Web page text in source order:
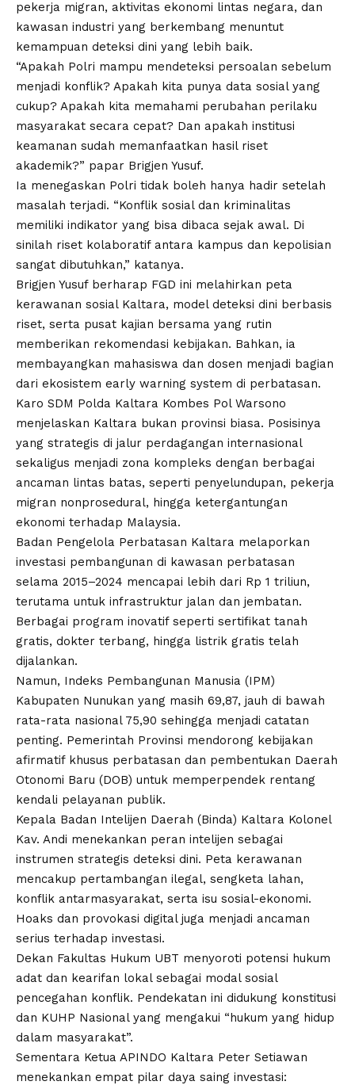
pekerja migran, aktivitas ekonomi lintas negara, dan
kawasan industri yang berkembang menuntut
kemampuan deteksi dini yang lebih baik.
“Apakah Polri mampu mendeteksi persoalan sebelum
menjadi konflik? Apakah kita punya data sosial yang
cukup? Apakah kita memahami perubahan perilaku
masyarakat secara cepat? Dan apakah institusi
keamanan sudah memanfaatkan hasil riset
akademik?” papar Brigjen Yusuf.
Ia menegaskan Polri tidak boleh hanya hadir setelah
masalah terjadi. “Konflik sosial dan kriminalitas
memiliki indikator yang bisa dibaca sejak awal. Di
sinilah riset kolaboratif antara kampus dan kepolisian
sangat dibutuhkan,” katanya.
Brigjen Yusuf berharap FGD ini melahirkan peta
kerawanan sosial Kaltara, model deteksi dini berbasis
riset, serta pusat kajian bersama yang rutin
memberikan rekomendasi kebijakan. Bahkan, ia
membayangkan mahasiswa dan dosen menjadi bagian
dari ekosistem early warning system di perbatasan.
Karo SDM Polda Kaltara Kombes Pol Warsono
menjelaskan Kaltara bukan provinsi biasa. Posisinya
yang strategis di jalur perdagangan internasional
sekaligus menjadi zona kompleks dengan berbagai
ancaman lintas batas, seperti penyelundupan, pekerja
migran nonprosedural, hingga ketergantungan
ekonomi terhadap Malaysia.
Badan Pengelola Perbatasan Kaltara melaporkan
investasi pembangunan di kawasan perbatasan
selama 2015–2024 mencapai lebih dari Rp 1 triliun,
terutama untuk infrastruktur jalan dan jembatan.
Berbagai program inovatif seperti sertifikat tanah
gratis, dokter terbang, hingga listrik gratis telah
dijalankan.
Namun, Indeks Pembangunan Manusia (IPM)
Kabupaten Nunukan yang masih 69,87, jauh di bawah
rata-rata nasional 75,90 sehingga menjadi catatan
penting. Pemerintah Provinsi mendorong kebijakan
afirmatif khusus perbatasan dan pembentukan Daerah
Otonomi Baru (DOB) untuk memperpendek rentang
kendali pelayanan publik.
Kepala Badan Intelijen Daerah (Binda) Kaltara Kolonel
Kav. Andi menekankan peran intelijen sebagai
instrumen strategis deteksi dini. Peta kerawanan
mencakup pertambangan ilegal, sengketa lahan,
konflik antarmasyarakat, serta isu sosial-ekonomi.
Hoaks dan provokasi digital juga menjadi ancaman
serius terhadap investasi.
Dekan Fakultas Hukum UBT menyoroti potensi hukum
adat dan kearifan lokal sebagai modal sosial
pencegahan konflik. Pendekatan ini didukung konstitusi
dan KUHP Nasional yang mengakui “hukum yang hidup
dalam masyarakat”.
Sementara Ketua APINDO Kaltara Peter Setiawan
menekankan empat pilar daya saing investasi: